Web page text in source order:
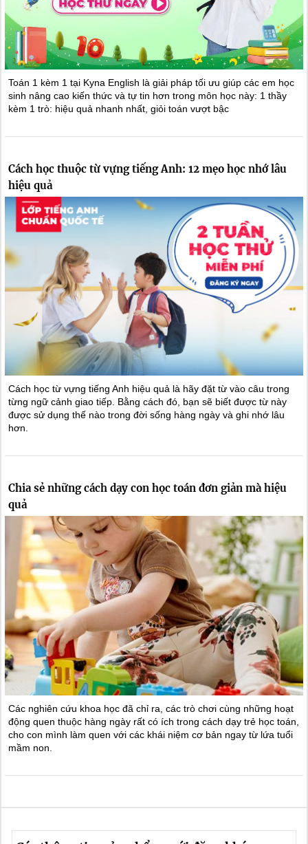
Toán 1 kèm 1 tại Kyna English là giải pháp tối ưu giúp các em học
sinh nâng cao kiến thức và tự tin hơn trong môn học này: 1 thầy
kèm 1 trò: hiệu quả nhanh nhất, giỏi toán vượt bậc
Cách học thuộc từ vựng tiếng Anh: 12 mẹo học nhớ lâu
hiệu quả
Cách học từ vựng tiếng Anh hiệu quả là hãy đặt từ vào câu trong
từng ngữ cảnh giao tiếp. Bằng cách đó, bạn sẽ biết được từ này
được sử dụng thế nào trong đời sống hàng ngày và ghi nhớ lâu
hơn.
Chia sẻ những cách dạy con học toán đơn giản mà hiệu
quả
Các nghiên cứu khoa học đã chỉ ra, các trò chơi cùng những hoạt
động quen thuộc hàng ngày rất có ích trong cách dạy trẻ học toán,
cho con mình làm quen với các khái niệm cơ bản ngay từ lứa tuổi
mầm non.